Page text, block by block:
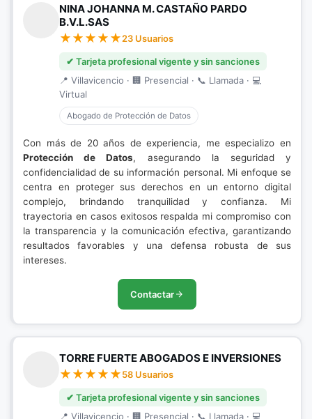
NINA JOHANNA M. CASTAÑO PARDO
B.V.L.SAS
23 Usuarios
✔ Tarjeta profesional vigente y sin sanciones
📍 Villavicencio · 🏢 Presencial · 📞 Llamada · 💻
Virtual
Abogado de Protección de Datos
Con más de 20 años de experiencia, me especializo en
Protección de Datos, asegurando la seguridad y
confidencialidad de su información personal. Mi enfoque se
centra en proteger sus derechos en un entorno digital
complejo, brindando tranquilidad y confianza. Mi
trayectoria en casos exitosos respalda mi compromiso con
la transparencia y la comunicación efectiva, garantizando
resultados favorables y una defensa robusta de sus
intereses.
Contactar
TORRE FUERTE ABOGADOS E INVERSIONES
58 Usuarios
✔ Tarjeta profesional vigente y sin sanciones
📍 Villavicencio · 🏢 Presencial · 📞 Llamada · 💻